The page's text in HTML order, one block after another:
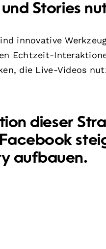
Stories
innovative
Echtzeit-
die Live-Videos
dieser
aufbauen.